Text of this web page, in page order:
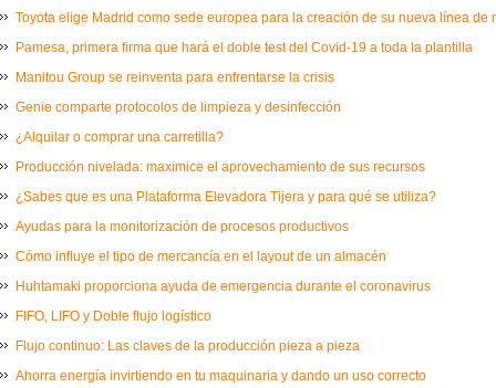
Toyota elige Madrid como sede europea para la creación de su nueva línea de
Pamesa, primera firma que hará el doble test del Covid-19 a toda la plantilla
Manitou Group se reinventa para enfrentarse la crisis
Genie comparte protocolos de limpieza y desinfección
¿Alquilar o comprar una carretilla?
Producción nivelada: maximice el aprovechamiento de sus recursos
¿Sabes que es una Plataforma Elevadora Tijera y para qué se utiliza?
Ayudas para la monitorización de procesos productivos
Cómo influye el tipo de mercancía en el layout de un almacén
Huhtamaki proporciona ayuda de emergencia durante el coronavirus
FIFO, LIFO y Doble flujo logístico
Flujo continuo: Las claves de la producción pieza a pieza
Ahorra energía invirtiendo en tu maquinaria y dando un uso correcto